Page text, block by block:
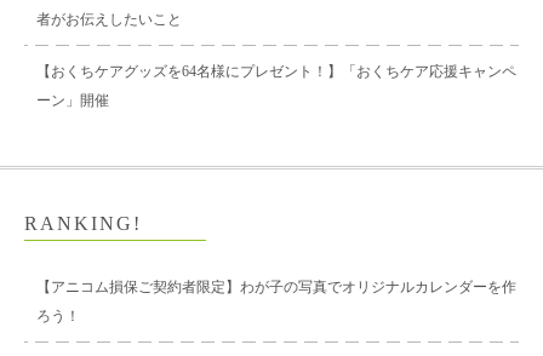
者がお伝えしたいこと
【おくちケアグッズを64名様にプレゼント！】「おくちケア応援キャンペ
ーン」開催
RANKING!
【アニコム損保ご契約者限定】わが子の写真でオリジナルカレンダーを作
ろう！